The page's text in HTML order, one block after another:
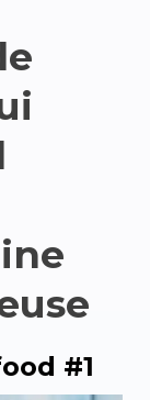
#1